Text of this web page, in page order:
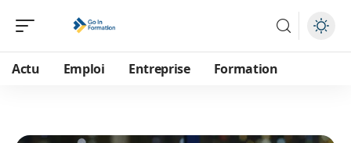
Actu Emploi Entreprise Formation